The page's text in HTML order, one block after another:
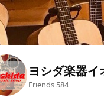
ヨシダ楽器
Friends 584